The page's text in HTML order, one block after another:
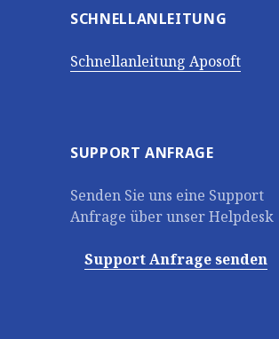
SCHNELLANLEITUNG
Schnellanleitung Aposoft
SUPPORT ANFRAGE
Senden Sie uns eine Support
Anfrage über unser Helpdesk
Support Anfrage senden